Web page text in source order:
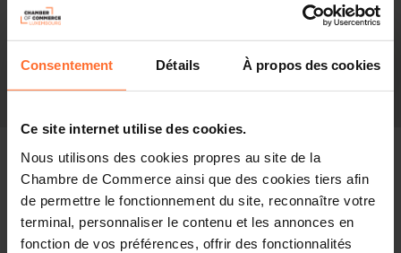
Consentement Détails À propos des cookies
Ce site internet utilise des cookies.
Nous utilisons des cookies propres au site de la
Chambre de Commerce ainsi que des cookies tiers afin
de permettre le fonctionnement du site, reconnaître votre
terminal, personnaliser le contenu et les annonces en
fonction de vos préférences, offrir des fonctionnalités